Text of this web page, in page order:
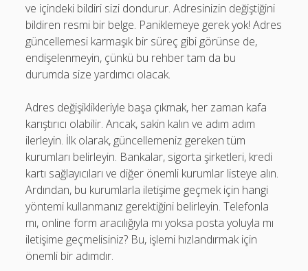
ve içindeki bildiri sizi dondurur. Adresinizin değiştiğini
bildiren resmi bir belge. Paniklemeye gerek yok! Adres
güncellemesi karmaşık bir süreç gibi görünse de,
endişelenmeyin, çünkü bu rehber tam da bu
durumda size yardımcı olacak.
Adres değişiklikleriyle başa çıkmak, her zaman kafa
karıştırıcı olabilir. Ancak, sakin kalın ve adım adım
ilerleyin. İlk olarak, güncellemeniz gereken tüm
kurumları belirleyin. Bankalar, sigorta şirketleri, kredi
kartı sağlayıcıları ve diğer önemli kurumlar listeye alın.
Ardından, bu kurumlarla iletişime geçmek için hangi
yöntemi kullanmanız gerektiğini belirleyin. Telefonla
mı, online form aracılığıyla mı yoksa posta yoluyla mı
iletişime geçmelisiniz? Bu, işlemi hızlandırmak için
önemli bir adımdır.